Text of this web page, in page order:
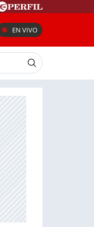
EN VIVO